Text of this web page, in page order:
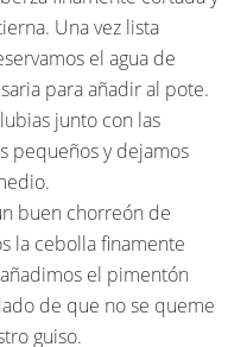
Una vez lista
el agua de
para añadir al pote.
junto con las
pequeños y dejamos
buen chorreón de
la cebolla finamente
el pimentón
de que no se queme
guiso.